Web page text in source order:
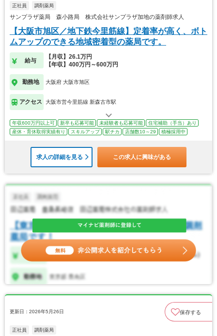
正社員 調剤薬局
サンプラザ薬局 森小路局 株式会社サンプラザ加地の薬剤師求人
【大阪市旭区／地下鉄今里筋線】定着率が高く、ボト
ムアップのできる地域密着型の薬局です。
給与
【月収】26.1万円
【年収】400万円～600万円
勤務地 大阪府 大阪市旭区
アクセス 大阪市営今里筋線 新森古市駅
年収600万円以上可 新卒も応募可能 未経験者も応募可能
住宅補助（手当）あり
産休・育休取得実績有り
スキルアップ 駅チカ 店舗数10～29 積極採用中
求人の詳細を見る この求人に興味がある
更新日：2026年5月26日 保存する
正社員 調剤薬局